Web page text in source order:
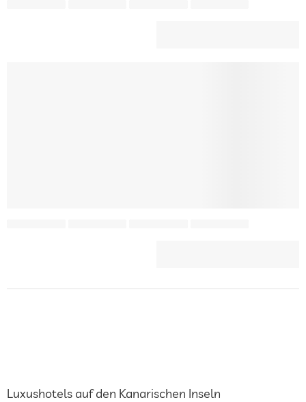
Luxushotels auf den Kanarischen Inseln